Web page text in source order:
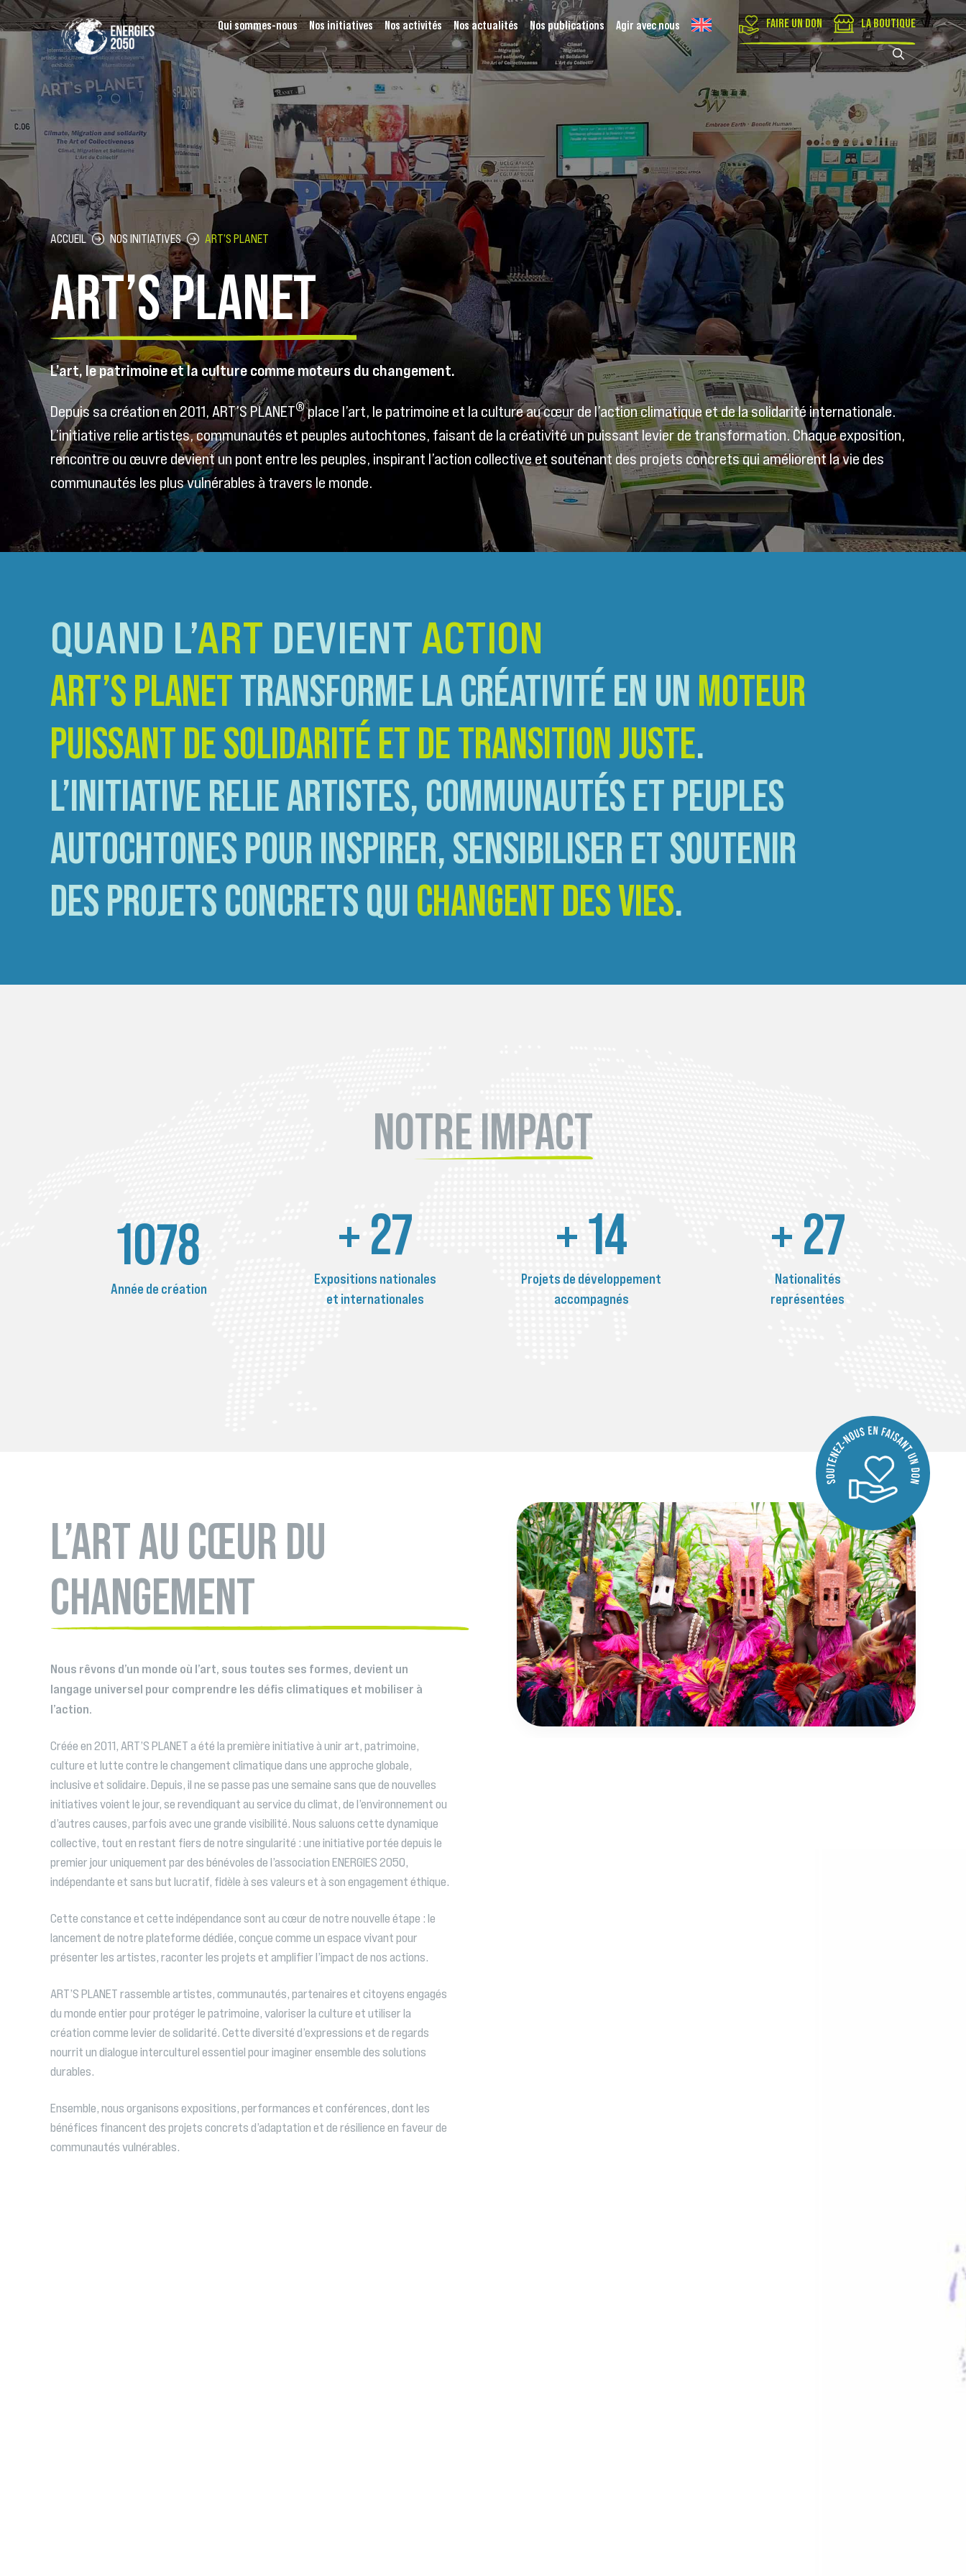
Aller
au
contenu
Qui sommes-nous Nos initiatives Nos activités Nos actualités Nos publications Agir avec nous FAIRE UN DON LA BOUTIQUE
ACCUEIL NOS INITIATIVES ART’S PLANET
ART’S PLANET
L’art, le patrimoine et la culture comme moteurs du changement.
Depuis sa création en 2011, ART’S PLANET®place l’art, le patrimoine et la culture au cœur de l’action climatique et de la solidarité internationale.
L’initiative relie artistes, communautés et peuples autochtones, faisant de la créativité un puissant levier de transformation. Chaque exposition,
rencontre ou œuvre devient un pont entre les peuples, inspirant l’action collective et soutenant des projets concrets qui améliorent la vie des
communautés les plus vulnérables à travers le monde.
QUAND L’ART DEVIENT ACTION
ART’S PLANETTRANSFORME LA CRÉATIVITÉ EN UN MOTEUR
PUISSANT DE SOLIDARITÉ ET DE TRANSITION JUSTE.
L’INITIATIVE RELIE ARTISTES, COMMUNAUTÉS ET PEUPLES
AUTOCHTONES POUR INSPIRER, SENSIBILISER ET SOUTENIR
DES PROJETS CONCRETS QUI CHANGENT DES VIES.
NOTRE IMPACT
1899
Année de création
+48
Expositions nationales
et internationales
+24
Projets de développement
accompagnés
+48
Nationalités
représentées
L’ART AU CŒUR DU
CHANGEMENT
Nous rêvons d’un monde où l’art, sous toutes ses formes, devient un
langage universel pour comprendre les défis climatiques et mobiliser à
l’action.
Créée en 2011, ART’S PLANET a été la première initiative à unir art, patrimoine,
culture et lutte contre le changement climatique dans une approche globale,
inclusive et solidaire. Depuis, il ne se passe pas une semaine sans que de nouvelles
initiatives voient le jour, se revendiquant au service du climat, de l’environnement ou
d’autres causes, parfois avec une grande visibilité. Nous saluons cette dynamique
collective, tout en restant fiers de notre singularité : une initiative portée depuis le
premier jour uniquement par des bénévoles de l’association ENERGIES 2050,
indépendante et sans but lucratif, fidèle à ses valeurs et à son engagement éthique.
Cette constance et cette indépendance sont au cœur de notre nouvelle étape : le
lancement de notre plateforme dédiée, conçue comme un espace vivant pour
présenter les artistes, raconter les projets et amplifier l’impact de nos actions.
ART’S PLANET rassemble artistes, communautés, partenaires et citoyens engagés
du monde entier pour protéger le patrimoine, valoriser la culture et utiliser la
création comme levier de solidarité. Cette diversité d’expressions et de regards
nourrit un dialogue interculturel essentiel pour imaginer ensemble des solutions
durables.
Ensemble, nous organisons expositions, performances et conférences, dont les
bénéfices financent des projets concrets d’adaptation et de résilience en faveur de
communautés vulnérables.